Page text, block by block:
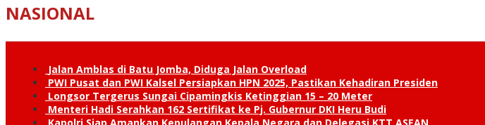
NASIONAL
Jalan Amblas di Batu Jomba, Diduga Jalan Overload
PWI Pusat dan PWI Kalsel Persiapkan HPN 2025, Pastikan Kehadiran Presiden
Longsor Tergerus Sungai Cipamingkis Ketinggian 15 – 20 Meter
Menteri Hadi Serahkan 162 Sertifikat ke Pj. Gubernur DKI Heru Budi